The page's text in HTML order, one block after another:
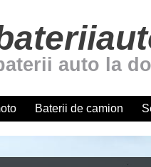
auto la
Baterii de camion